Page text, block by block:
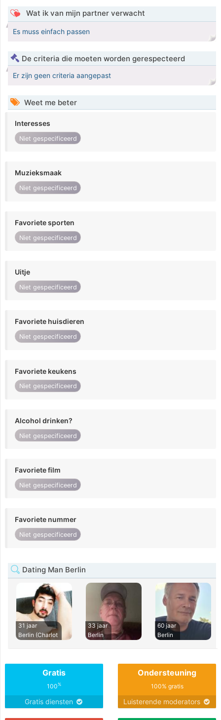
Wat ik van mijn partner verwacht
Es muss einfach passen
De criteria die moeten worden gerespecteerd
Er zijn geen criteria aangepast
Weet me beter
Interesses
Niet gespecificeerd
Muzieksmaak
Niet gespecificeerd
Favoriete sporten
Niet gespecificeerd
Uitje
Niet gespecificeerd
Favoriete huisdieren
Niet gespecificeerd
Favoriete keukens
Niet gespecificeerd
Alcohol drinken?
Niet gespecificeerd
Favoriete film
Niet gespecificeerd
Favoriete nummer
Niet gespecificeerd
Dating Man Berlin
31 jaar
Berlin (Charlot
33 jaar
Berlin
60 jaar
Berlin
Gratis
100%
Gratis diensten
Ondersteuning
100% gratis
Luisterende moderators